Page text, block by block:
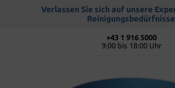
springenVerlassen Sie sich auf unsere
+43 1 916 5000
9:00 bis 18:00 Uhr